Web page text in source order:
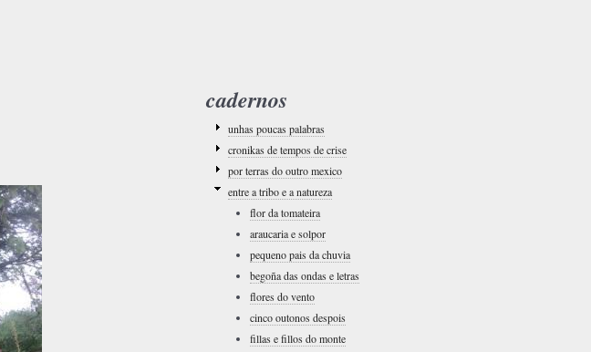
cadernos
unhas poucas palabras
cronikas de tempos de crise
por terras do outro mexico
entre a tribo e a natureza
flor da tomateira
araucaria e solpor
pequeno pais da chuvia
begoña das ondas e letras
flores do vento
cinco outonos despois
fillas e fillos do monte